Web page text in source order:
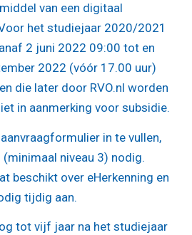
van een digitaal
het studiejaar 2020/2021
2 juni 2022 09:00 tot en
2022 (vóór 17.00 uur)
die later door RVO.nl worden
in aanmerking voor subsidie.
in te vullen,
niveau 3) nodig.
beschikt over eHerkenning en
tijdig aan.
tot vijf jaar na het studiejaar